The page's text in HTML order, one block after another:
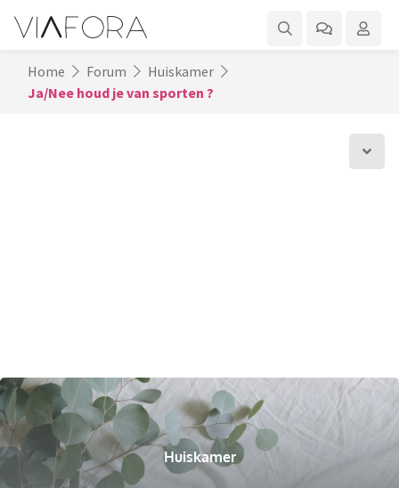
Home Forum
Huiskamer
Ja/Nee houd je van sporten ?
Huiskamer